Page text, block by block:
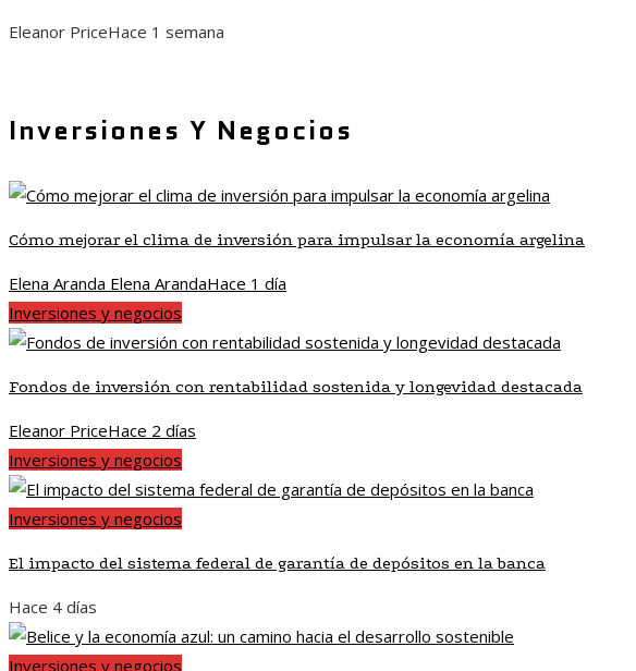
Eleanor PriceHace 1 semana
Inversiones Y Negocios
Cómo mejorar el clima de inversión para impulsar la economía argelina
Elena Aranda Elena ArandaHace 1 día
Inversiones y negocios
Fondos de inversión con rentabilidad sostenida y longevidad destacada
Eleanor PriceHace 2 días
Inversiones y negocios
Inversiones y negocios
El impacto del sistema federal de garantía de depósitos en la banca
Hace 4 días
Inversiones y negocios